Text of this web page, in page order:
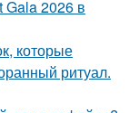
Gala 2026 в
которые
ритуал.